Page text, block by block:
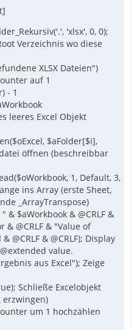
'xlsx', 0, 0);
Verzeichnis wo diese
XLSX Dateien")
auf 1
- 1
leeres Excel Objekt
$aFolder[$i],
öffnen (beschreibbar
1, Default, 3,
ins Array (erste Sheet,
_ArrayTranspose)
& $aWorkbook & @CRLF &
& @CRLF & "Value of
@CRLF & @CRLF); Display
value.
aus Excel"); Zeige
Schließe Excelobjekt
erzwingen)
um 1 hochzählen